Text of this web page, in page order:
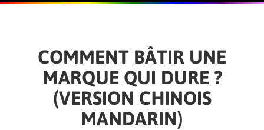
COMMENT BÂTIR UNE
MARQUE QUI DURE ?
(VERSION CHINOIS
MANDARIN)